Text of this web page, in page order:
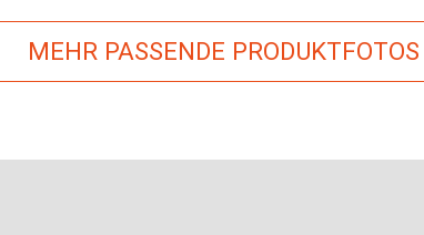
MEHR PASSENDE PRODUKTFOTOS